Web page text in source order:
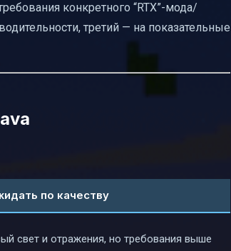
конкретного “RTX”-мода/
третий — на показательные
по качеству
свет и отражения, но требования выше